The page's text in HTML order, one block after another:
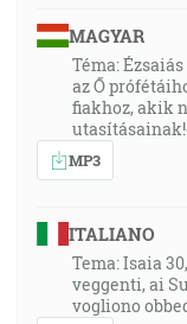
MAGYAR
Téma:
az Ő
fiakhoz, akik
MP3
ITALIANO
Tema: Isaia
veggenti, ai
vogliono